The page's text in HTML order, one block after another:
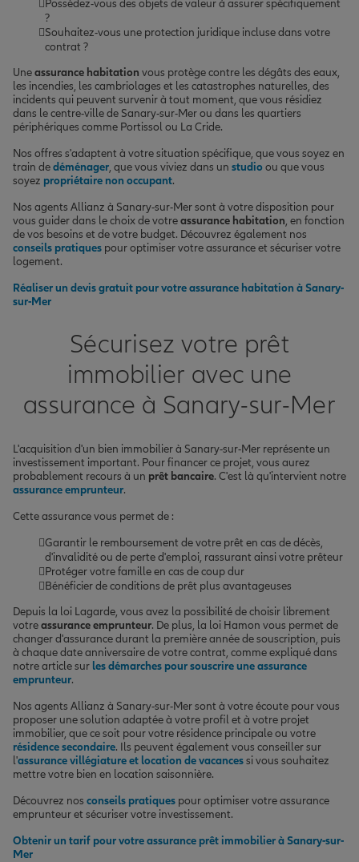
Possédez-vous des objets de valeur à assurer spécifiquement
?
Souhaitez-vous une protection juridique incluse dans votre
contrat ?
Uneassurance habitation vous protège contre les dégâts des eaux,
les incendies, les cambriolages et les catastrophes naturelles, des
incidents qui peuvent survenir à tout moment, que vous résidiez
dans le centre-ville de Sanary-sur-Mer ou dans les quartiers
périphériques comme Portissol ou La Cride.
Nos offres s'adaptent à votre situation spécifique, que vous soyez en
train dedéménager, que vous viviez dans un studioou que vous
soyez propriétaire non occupant.
Nos agents Allianz à Sanary-sur-Mer sont à votre disposition pour
vous guider dans le choix de votreassurance habitation, en fonction
de vos besoins et de votre budget. Découvrez également nos
conseils pratiques pour optimiser votre assurance et sécuriser votre
logement.
Réaliser un devis gratuit pour votre assurance habitation à Sanary-
sur-Mer
Sécurisez votre prêt
immobilier avec une
assurance à Sanary-sur-Mer
L'acquisition d'un bien immobilier à Sanary-sur-Mer représente un
investissement important. Pour financer ce projet, vous aurez
probablement recours à un prêt bancaire. C'est là qu'intervient notre
assurance emprunteur.
Cette assurance vous permet de :
Garantir le remboursement de votre prêt en cas de décès,
d'invalidité ou de perte d'emploi, rassurant ainsi votre prêteur
Protéger votre famille en cas de coup dur
Bénéficier de conditions de prêt plus avantageuses
Depuis la loi Lagarde, vous avez la possibilité de choisir librement
votreassurance emprunteur. De plus, la loi Hamon vous permet de
changer d'assurance durant la première année de souscription, puis
à chaque date anniversaire de votre contrat, comme expliqué dans
notre article sur les démarches pour souscrire une assurance
emprunteur.
Nos agents Allianz à Sanary-sur-Mer sont à votre écoute pour vous
proposer une solution adaptée à votre profil et à votre projet
immobilier, que ce soit pour votre résidence principale ou votre
résidence secondaire. Ils peuvent également vous conseiller sur
l'assurance villégiature et location de vacancessi vous souhaitez
mettre votre bien en location saisonnière.
Découvrez nos conseils pratiques pour optimiser votre assurance
emprunteur et sécuriser votre investissement.
Obtenir un tarif pour votre assurance prêt immobilier à Sanary-sur-
Mer